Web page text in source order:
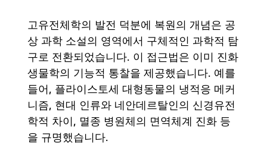
고유전체학의 발전 덕분에 복원의 개념은 공
상 과학 소설의 영역에서 구체적인 과학적 탐
구로 전환되었습니다. 이 접근법은 이미 진화
생물학의 기능적 통찰을 제공했습니다. 예를
들어, 플라이스토세 대형동물의 냉적응 메커
니즘, 현대 인류와 네안데르탈인의 신경유전
학적 차이, 멸종 병원체의 면역체계 진화 등
을 규명했습니다.